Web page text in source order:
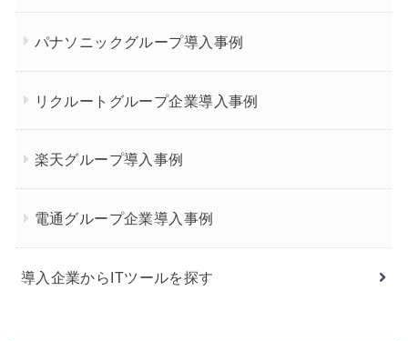
パナソニックグループ導入事例
リクルートグループ企業導入事例
楽天グループ導入事例
電通グループ企業導入事例
導入企業からITツールを探す